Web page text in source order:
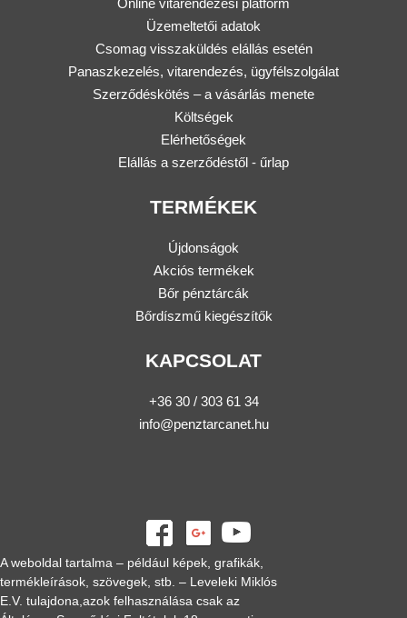
Online vitarendezési platform
Üzemeltetői adatok
Csomag visszaküldés elállás esetén
Panaszkezelés, vitarendezés, ügyfélszolgálat
Szerződéskötés – a vásárlás menete
Költségek
Elérhetőségek
Elállás a szerződéstől - űrlap
TERMÉKEK
Újdonságok
Akciós termékek
Bőr pénztárcák
Bőrdíszmű kiegészítők
KAPCSOLAT
+36 30 / 303 61 34
info@penztarcanet.hu
A weboldal tartalma – például képek, grafikák,
termékleírások, szövegek, stb. – Leveleki Miklós
E.V. tulajdona,azok felhasználása csak az